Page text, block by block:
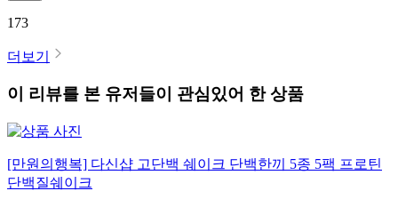
173
더보기
이 리뷰를 본 유저들이 관심있어 한 상품
[만원의행복] 다신샵 고단백 쉐이크 단백한끼 5종 5팩 프로틴
단백질쉐이크